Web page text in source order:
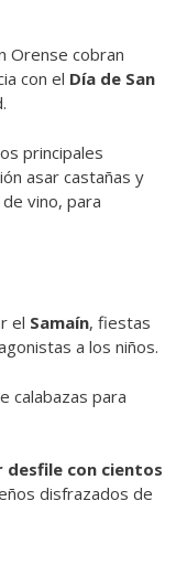
Orense cobran
con el Día de San
principales
asar castañas y
vino, para
el Samaín, fiestas
a los niños.
calabazas para
desfile con cientos
disfrazados de